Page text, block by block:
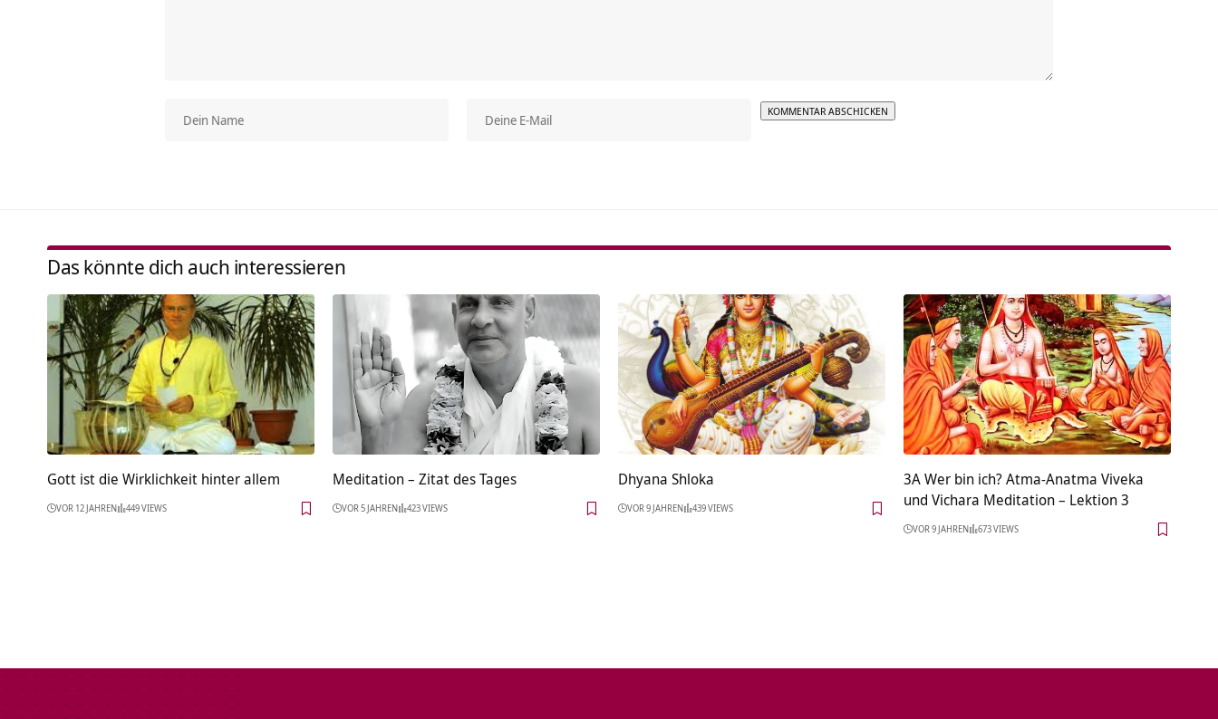
Das könnte dich auch interessieren
Gott ist die Wirklichkeit hinter allem
VOR 12 JAHREN 449 VIEWS
Meditation – Zitat des Tages
VOR 5 JAHREN 423 VIEWS
Dhyana Shloka
VOR 9 JAHREN 439 VIEWS
3A Wer bin ich? Atma-Anatma Viveka
und Vichara Meditation – Lektion 3
VOR 9 JAHREN 673 VIEWS